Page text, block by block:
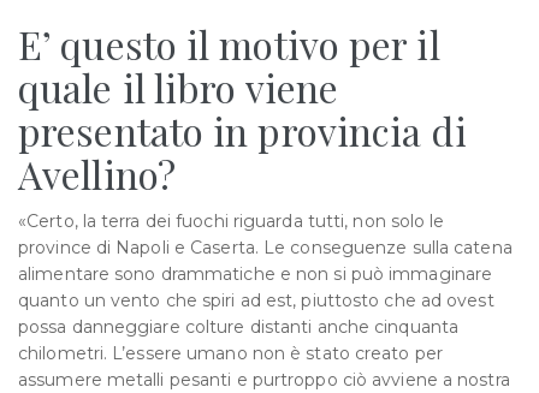
E’ questo il motivo per il
quale il libro viene
presentato in provincia di
Avellino?
«Certo, la terra dei fuochi riguarda tutti, non solo le
province di Napoli e Caserta. Le conseguenze sulla catena
alimentare sono drammatiche e non si può immaginare
quanto un vento che spiri ad est, piuttosto che ad ovest
possa danneggiare colture distanti anche cinquanta
chilometri. L’essere umano non è stato creato per
assumere metalli pesanti e purtroppo ciò avviene a nostra